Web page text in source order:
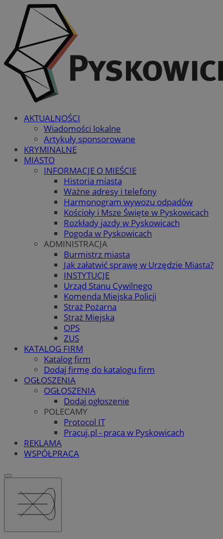
AKTUALNOŚCI
Wiadomości lokalne
Artykuły sponsorowane
KRYMINALNE
MIASTO
INFORMACJE O MIEŚCIE
Historia miasta
Ważne adresy i telefony
Harmonogram wywozu odpadów
Kościoły i Msze Święte w Pyskowicach
Rozkłady jazdy w Pyskowicach
Pogoda w Pyskowicach
ADMINISTRACJA
Burmistrz miasta
Jak załatwić sprawę w Urzędzie Miasta?
INSTYTUCJE
Urząd Stanu Cywilnego
Komenda Miejska Policji
Straż Pożarna
Straż Miejska
OPS
ZUS
KATALOG FIRM
Katalog firm
Dodaj firmę do katalogu firm
OGŁOSZENIA
OGŁOSZENIA
Dodaj ogłoszenie
POLECAMY
Protocol IT
Pracuj.pl - praca w Pyskowicach
REKLAMA
WSPÓŁPRACA